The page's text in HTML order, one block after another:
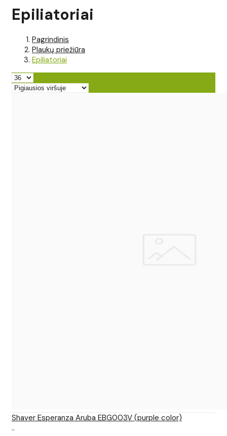
Epiliatoriai
Pagrindinis
Plaukų priežiūra
Epiliatoriai
Shaver Esperanza Aruba EBG003V (purple color)
..